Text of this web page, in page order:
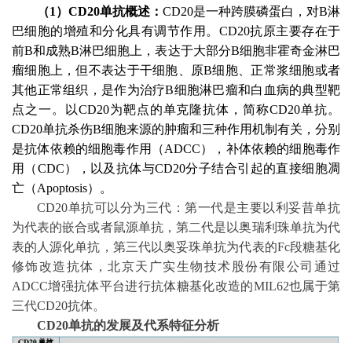
（1）CD20单抗概述： CD20是一种跨膜磷蛋白，对B淋
巴细胞的增殖和分化具有调节作用。CD20抗原主要存在于
前B和成熟B淋巴细胞上，表达于大部分B细胞非霍奇金淋巴
瘤细胞上，但不表达于干细胞、原B细胞、正常浆细胞或者
其他正常组织，是作为治疗B细胞淋巴瘤和白血病的典型靶
点之一。以CD20为靶点的单克隆抗体，简称CD20单抗。
CD20单抗杀伤B细胞来源的肿瘤和三种作用机制有关，分别
是抗体依赖的细胞毒作用（ADCC），补体依赖的细胞毒作
用（CDC），以及抗体与CD20分子结合引起的直接细胞凋
亡（Apoptosis）。
CD20单抗可以分为三代：第一代是主要以利妥昔单抗
为代表的嵌合或者鼠源单抗，第二代是以奥瑞利珠单抗为代
表的人源化单抗，第三代以奥妥珠单抗为代表的Fc段糖基化
修饰改造抗体，北京天广实生物技术股份有限公司通过
ADCC增强抗体平台进行抗体糖基化改造的MIL62也属于第
三代CD20抗体。
CD20单抗的发展及代系特征分析